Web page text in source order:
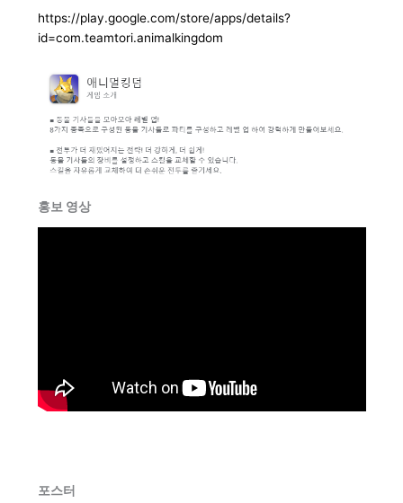
https://play.google.com/store/apps/details?
id=com.teamtori.animalkingdom
홍보 영상
포스터